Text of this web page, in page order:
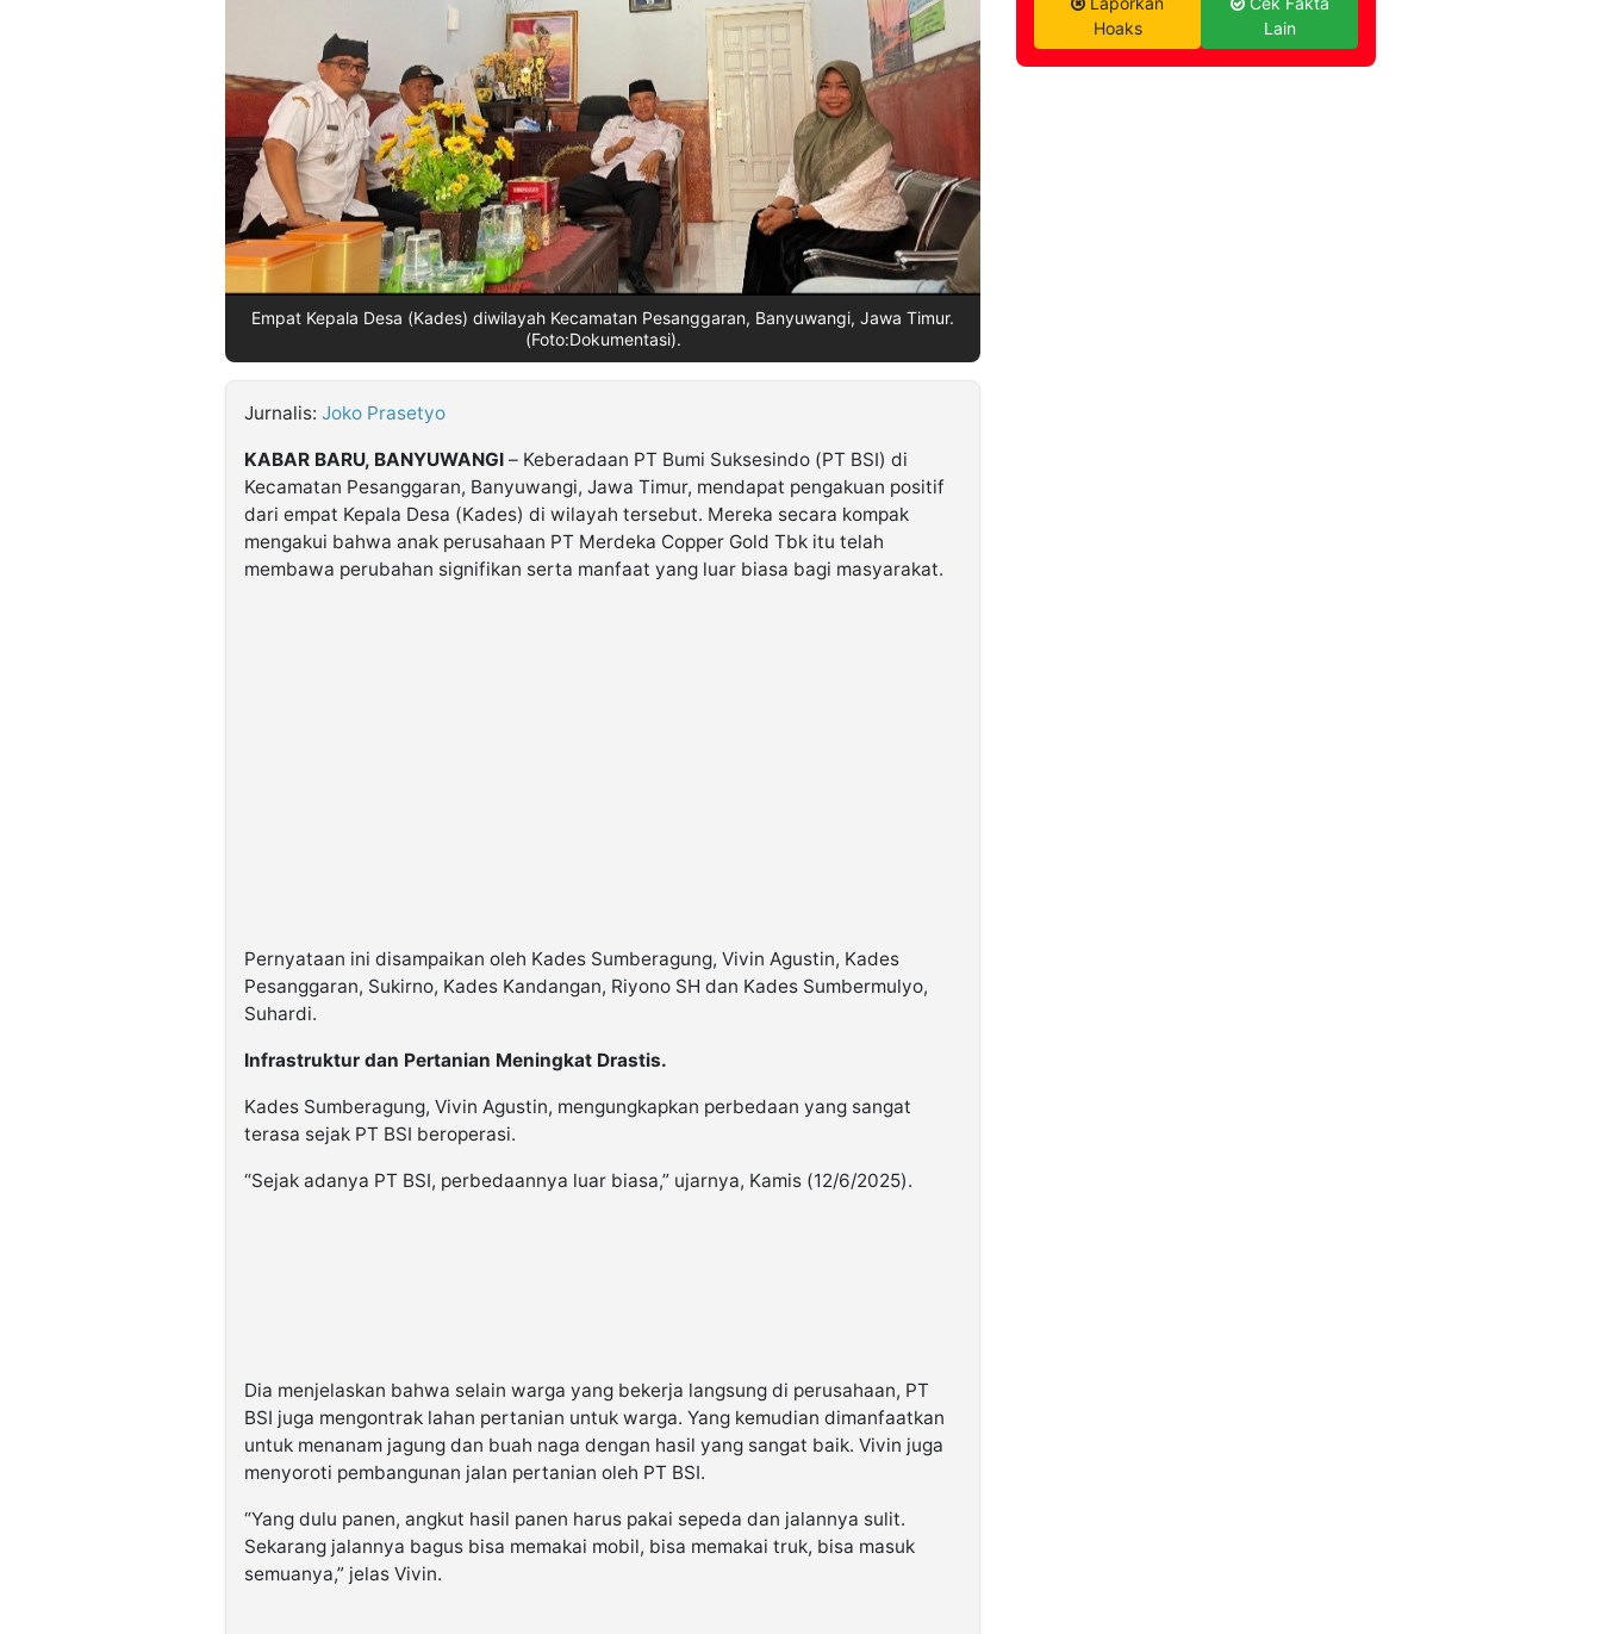
Empat Kepala Desa (Kades) diwilayah Kecamatan Pesanggaran, Banyuwangi, Jawa Timur.
(Foto:Dokumentasi).
Jurnalis: Joko Prasetyo
KABAR BARU, BANYUWANGI – Keberadaan PT Bumi Suksesindo (PT BSI) di
Kecamatan Pesanggaran, Banyuwangi, Jawa Timur, mendapat pengakuan positif
dari empat Kepala Desa (Kades) di wilayah tersebut. Mereka secara kompak
mengakui bahwa anak perusahaan PT Merdeka Copper Gold Tbk itu telah
membawa perubahan signifikan serta manfaat yang luar biasa bagi masyarakat.
Pernyataan ini disampaikan oleh Kades Sumberagung, Vivin Agustin, Kades
Pesanggaran, Sukirno, Kades Kandangan, Riyono SH dan Kades Sumbermulyo,
Suhardi.
Infrastruktur dan Pertanian Meningkat Drastis.
Kades Sumberagung, Vivin Agustin, mengungkapkan perbedaan yang sangat
terasa sejak PT BSI beroperasi.
“Sejak adanya PT BSI, perbedaannya luar biasa,” ujarnya, Kamis (12/6/2025).
Dia menjelaskan bahwa selain warga yang bekerja langsung di perusahaan, PT
BSI juga mengontrak lahan pertanian untuk warga. Yang kemudian dimanfaatkan
untuk menanam jagung dan buah naga dengan hasil yang sangat baik. Vivin juga
menyoroti pembangunan jalan pertanian oleh PT BSI.
“Yang dulu panen, angkut hasil panen harus pakai sepeda dan jalannya sulit.
Sekarang jalannya bagus bisa memakai mobil, bisa memakai truk, bisa masuk
semuanya,” jelas Vivin.
Hoaks
Lain